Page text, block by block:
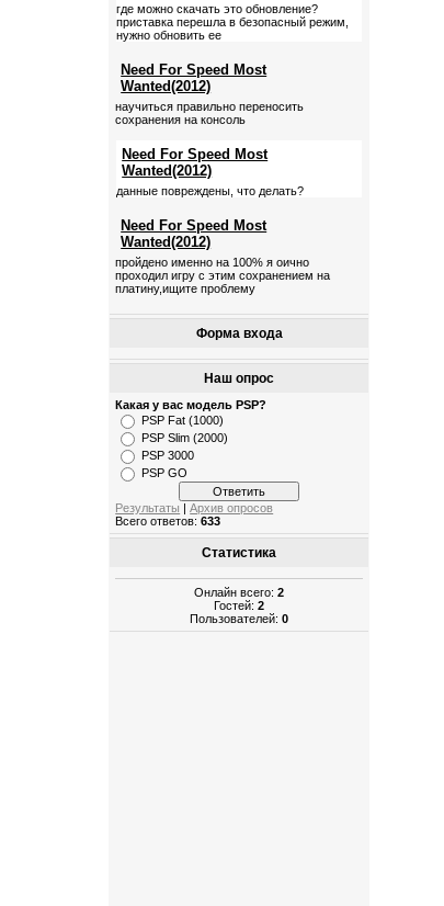
где можно скачать это обновление?
приставка перешла в безопасный режим,
нужно обновить ее
Need For Speed Most
Wanted(2012)
научиться правильно переносить
сохранения на консоль
Need For Speed Most
Wanted(2012)
данные повреждены, что делать?
Need For Speed Most
Wanted(2012)
пройдено именно на 100% я оично
проходил игру с этим сохранением на
платину,ищите проблему
Форма входа
Наш опрос
Какая у вас модель PSP?
PSP Fat (1000)
PSP Slim (2000)
PSP 3000
PSP GO
Результаты |Архив опросов
Всего ответов:633
Статистика
Онлайн всего:2
Гостей:2
Пользователей:0